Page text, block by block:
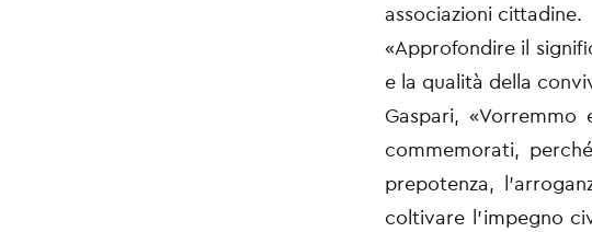
associazioni cittadine.
«Approfondire il
e la qualità della
Gaspari,
commemorati,
prepotenza,
coltivare l’impegno